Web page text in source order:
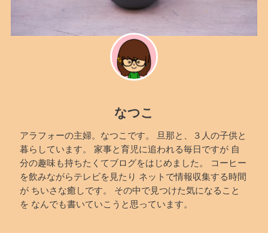
なつこ
アラフォーの主婦。なつこです。 旦那と、３人の子供と
暮らしています。 家事と育児に追われる毎日ですが 自
分の趣味も持ちたくてブログをはじめました。 コーヒー
を飲みながらテレビを見たり ネットで情報収集する時間
が ちいさな癒しです。 その中で見つけた気になること
を なんでも書いていこうと思っています。